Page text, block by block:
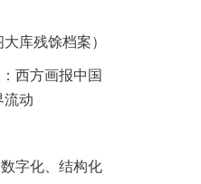
库残馀档案）
西方画报中国
流动
字化、结构化